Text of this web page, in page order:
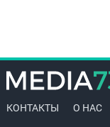
КОНТАКТЫ О НАС